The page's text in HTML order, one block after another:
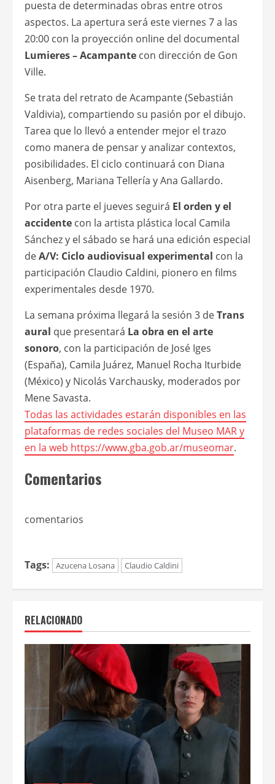
puesta de determinadas obras entre otros
aspectos. La apertura será este viernes 7 a las
20:00 con la proyección online del documental
Lumieres – Acampante con dirección de Gon
Ville.
Se trata del retrato de Acampante (Sebastián
Valdivia), compartiendo su pasión por el dibujo.
Tarea que lo llevó a entender mejor el trazo
como manera de pensar y analizar contextos,
posibilidades. El ciclo continuará con Diana
Aisenberg, Mariana Tellería y Ana Gallardo.
Por otra parte el jueves seguirá El orden y el
accidente con la artista plástica local Camila
Sánchez y el sábado se hará una edición especial
deA/V: Ciclo audiovisual experimental con la
participación Claudio Caldini, pionero en films
experimentales desde 1970.
La semana próxima llegará la sesión 3 deTrans
aural que presentará La obra en el arte
sonoro, con la participación de José Iges
(España), Camila Juárez, Manuel Rocha Iturbide
(México) y Nicolás Varchausky, moderados por
Mene Savasta.
Todas las actividades estarán disponibles en las
plataformas de redes sociales del Museo MAR y
en la web https://www.gba.gob.ar/museomar.
Comentarios
comentarios
Tags: Azucena Losana Claudio Caldini
RELACIONADO